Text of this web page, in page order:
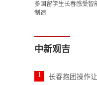
多国留学生长春感受智
制造
中新观吉
1 长春抱团操作